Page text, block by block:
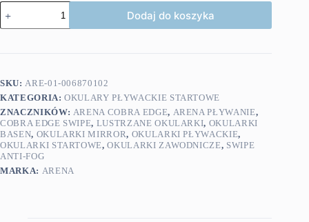
ilość
Arena
okularki
Gold
White
Dodaj do koszyka
SKU:ARE-01-006870102
KATEGORIA:OKULARY PŁYWACKIE STARTOWE
ZNACZNIKÓW: ARENA COBRA EDGE, ARENA PŁYWANIE,
COBRA EDGE SWIPE, LUSTRZANE OKULARKI, OKULARKI
BASEN, OKULARKI MIRROR, OKULARKI PŁYWACKIE,
OKULARKI STARTOWE,OKULARKI ZAWODNICZE, SWIPE
ANTI-FOG
MARKA: ARENA